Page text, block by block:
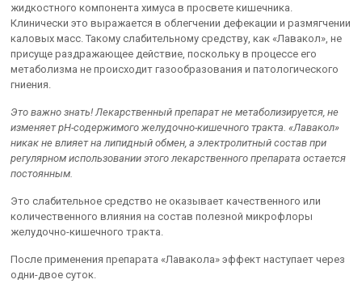
жидкостного компонента химуса в просвете кишечника.
Клинически это выражается в облегчении дефекации и размягчении
каловых масс. Такому слабительному средству, как «Лавакол», не
присуще раздражающее действие, поскольку в процессе его
метаболизма не происходит газообразования и патологического
гниения.
Это важно знать! Лекарственный препарат не метаболизируется, не
изменяет рН-содержимого желудочно-кишечного тракта. «Лавакол»
никак не влияет на липидный обмен, а электролитный состав при
регулярном использовании этого лекарственного препарата остается
постоянным.
Это слабительное средство не оказывает качественного или
количественного влияния на состав полезной микрофлоры
желудочно-кишечного тракта.
После применения препарата «Лавакола» эффект наступает через
одни-двое суток.